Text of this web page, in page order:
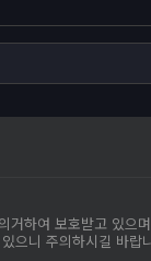
하여 보호받고 있으
으니 주의하시길 바랍